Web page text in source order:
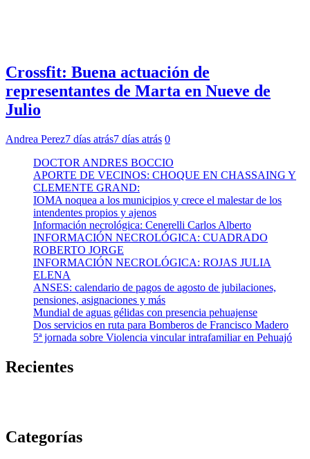
Crossfit: Buena actuación de
representantes de Marta en Nueve de
Julio
Andrea Perez7 días atrás7 días atrás 0
DOCTOR ANDRES BOCCIO
APORTE DE VECINOS: CHOQUE EN CHASSAING Y
CLEMENTE GRAND:
IOMA noquea a los municipios y crece el malestar de los
intendentes propios y ajenos
Información necrológica: Cenerelli Carlos Alberto
INFORMACIÓN NECROLÓGICA: CUADRADO
ROBERTO JORGE
INFORMACIÓN NECROLÓGICA: ROJAS JULIA
ELENA
ANSES: calendario de pagos de agosto de jubilaciones,
pensiones, asignaciones y más
Mundial de aguas gélidas con presencia pehuajense
Dos servicios en ruta para Bomberos de Francisco Madero
5ª jornada sobre Violencia vincular intrafamiliar en Pehuajó
Recientes
Categorías